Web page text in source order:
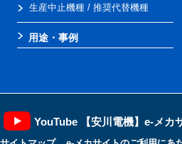
生産中止機種 / 推奨代替機種
用途・事例
YouTube 【安川電機】e-メカ